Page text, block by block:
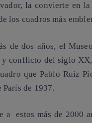
la convierte en
los cuadros más
de dos años, el
conflicto del siglo
que Pablo Ruiz
de 1937.
estos más de 2000